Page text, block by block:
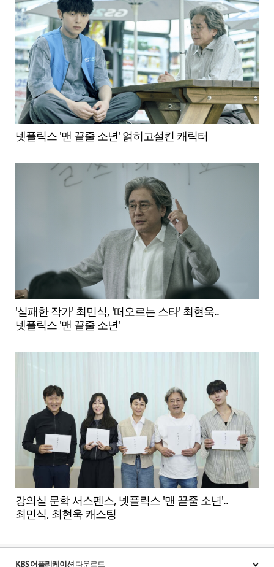
넷플릭스 '맨 끝줄 소년' 얽히고설킨 캐릭터
'실패한 작가' 최민식, '떠오르는 스타' 최현욱..
넷플릭스 '맨 끝줄 소년'
강의실 문학 서스펜스, 넷플릭스 '맨 끝줄 소년'..
최민식, 최현욱 캐스팅
KBS 어플리케이션다운로드